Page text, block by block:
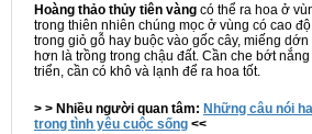
Hoàng thảo thủy tiên vàng có thể ra hoa ở
trong thiên nhiên chúng mọc ở vùng có cao
trong giỏ gỗ hay buộc vào gốc cây, miếng
hơn là trồng trong chậu đất. Cần che bớt
triển, cần có khô và lạnh để ra hoa tốt.
> > Nhiều người quan tâm: Những câu nói
trong tình yêu cuộc sống <<